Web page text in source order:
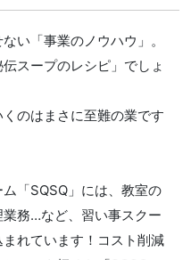
い「事業のノウハウ」。
スープのレシピ」でしょ
のはまさに至難の業です
「SQSQ」には、教室の
務…など、習い事スクー
れています！コスト削減